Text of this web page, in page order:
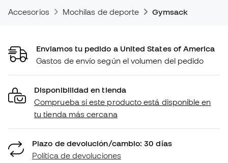
Accesorios Mochilas de deporte Gymsack
Enviamos tu pedido a United States of America
Gastos de envío según el volumen del pedido
Disponibilidad en tienda
Comprueba si este producto está disponible en
tu tienda más cercana
Plazo de devolución/cambio: 30 días
Política de devoluciones